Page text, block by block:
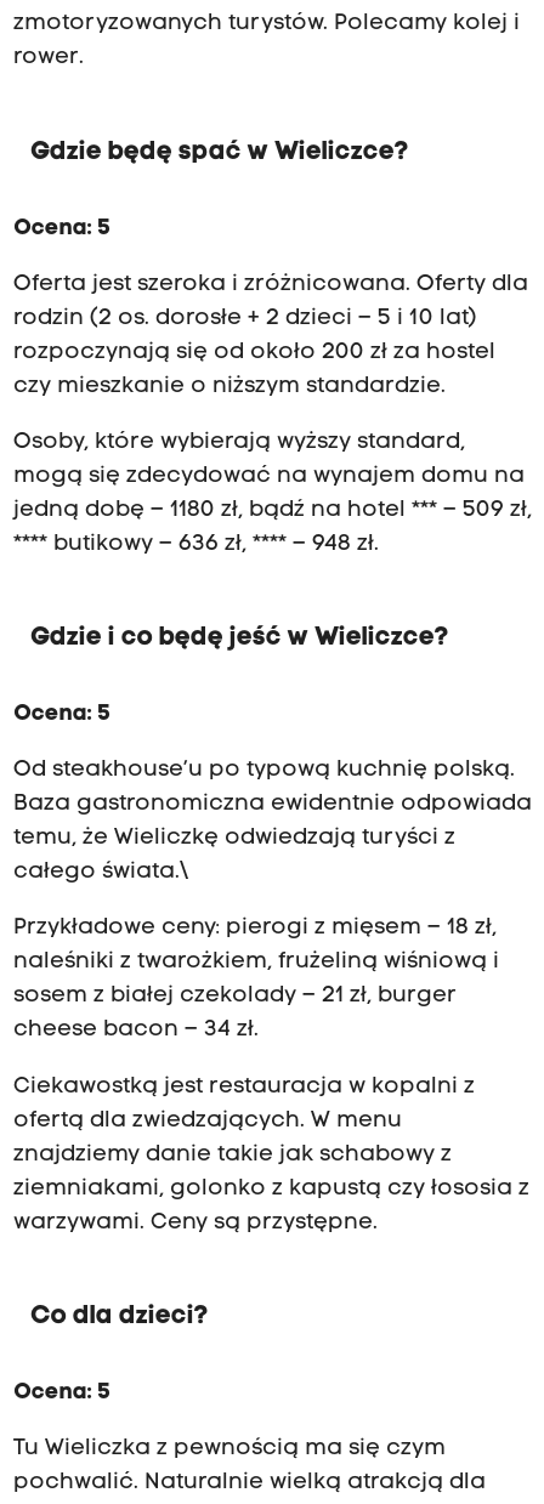
zmotoryzowanych turystów. Polecamy kolej i
rower.
Gdzie będę spać w Wieliczce?
Ocena: 5
Oferta jest szeroka i zróżnicowana. Oferty dla
rodzin (2 os. dorosłe + 2 dzieci – 5 i 10 lat)
rozpoczynają się od około 200 zł za hostel
czy mieszkanie o niższym standardzie.
Osoby, które wybierają wyższy standard,
mogą się zdecydować na wynajem domu na
jedną dobę – 1180 zł, bądź na hotel *** – 509 zł,
**** butikowy – 636 zł, **** – 948 zł.
Gdzie i co będę jeść w Wieliczce?
Ocena: 5
Od steakhouse’u po typową kuchnię polską.
Baza gastronomiczna ewidentnie odpowiada
temu, że Wieliczkę odwiedzają turyści z
całego świata.\
Przykładowe ceny: pierogi z mięsem – 18 zł,
naleśniki z twarożkiem, frużeliną wiśniową i
sosem z białej czekolady – 21 zł, burger
cheese bacon – 34 zł.
Ciekawostką jest restauracja w kopalni z
ofertą dla zwiedzających. W menu
znajdziemy danie takie jak schabowy z
ziemniakami, golonko z kapustą czy łososia z
warzywami. Ceny są przystępne.
Co dla dzieci?
Ocena: 5
Tu Wieliczka z pewnością ma się czym
pochwalić. Naturalnie wielką atrakcją dla
o
a
m
i
c
k
o
c
o
ł
e
s
a
.
Z
o
l
e
i
r
m
h
w
s
ł
h
o